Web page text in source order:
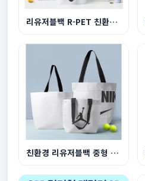
리유저블백 R-PET 친환경 쇼핑백 대형 510x450x150...
친환경 리유저블백 중형 440x360x150mm